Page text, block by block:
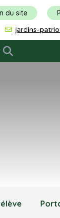
du site
jardins-